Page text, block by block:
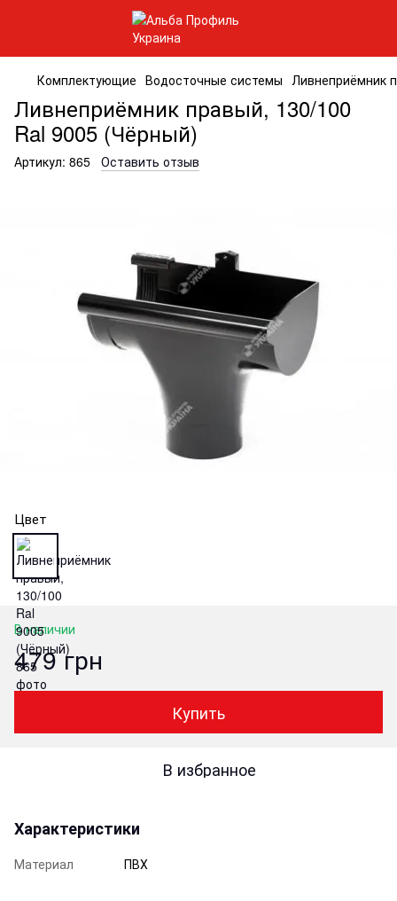
Комплектующие Водосточные системы Ливнеприёмник
Ливнеприёмник правый, 130/100
Ral 9005 (Чёрный)
Артикул: 865 Оставить отзыв
Цвет
В наличии
479 грн
Купить
В избранное
Характеристики
Материал ПВХ